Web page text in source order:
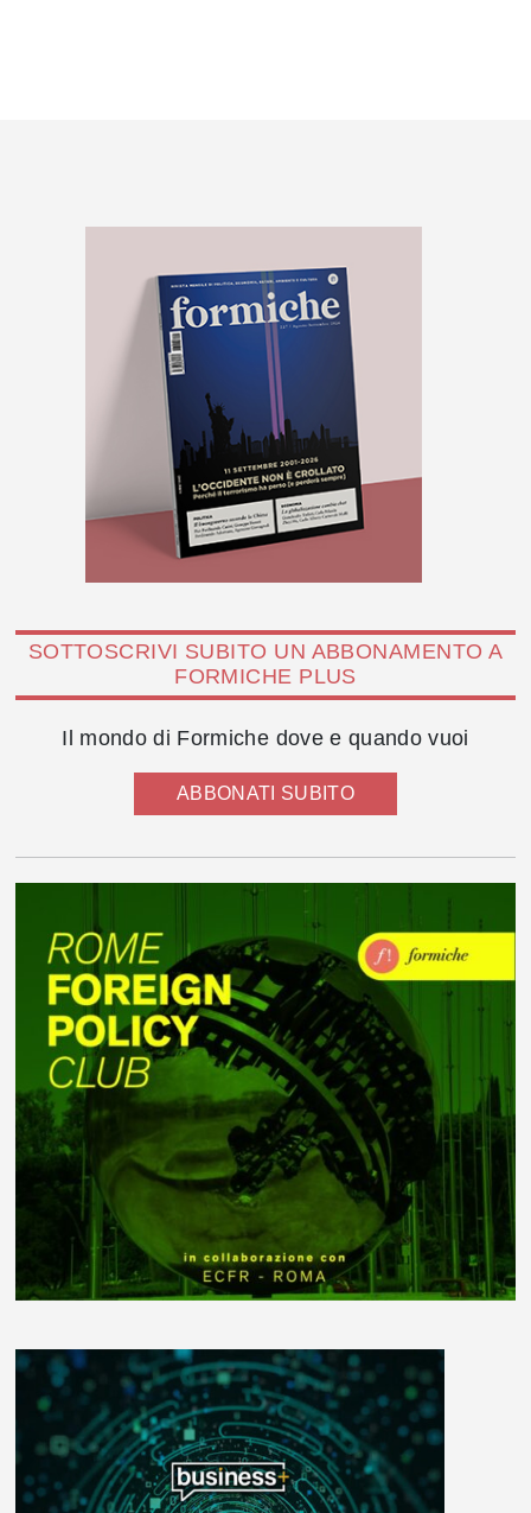
SOTTOSCRIVI SUBITO UN ABBONAMENTO A
FORMICHE PLUS
Il mondo di Formiche dove e quando vuoi
ABBONATI SUBITO